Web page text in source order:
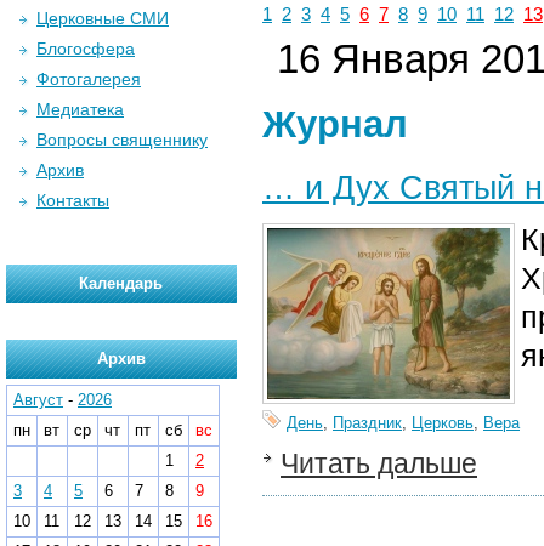
1
2 3 4 5 6 7 8 9 10 11 12 13
16 Января
Журнал
… и Дух Святый
День, Праздник, Церковь, Вера
Читать дальше
Церковные СМИ
Блогосфера
Фотогалерея
Медиатека
Вопросы священнику
Архив
Контакты
Календарь
Архив
Август - 2026
пн
вт ср чт пт сб
вс
1
2
3
4 5 6 7 8
9
10
11 12 13 14 15
16